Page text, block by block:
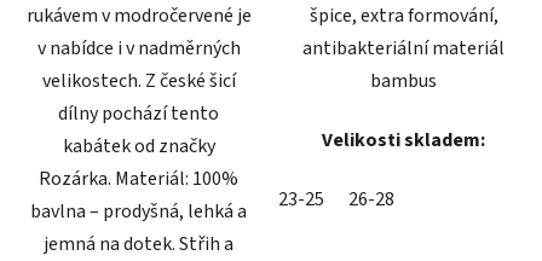
rukávem v modročervené je
v nabídce i v nadměrných
velikostech. Z české šicí
dílny pochází tento
kabátek od značky
Rozárka. Materiál: 100%
bavlna – prodyšná, lehká a
jemná na dotek. Střih a
špice, extra formování,
antibakteriální materiál
bambus
Velikosti skladem:
23-25 26-28